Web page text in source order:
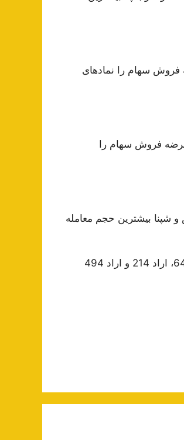
فروش سهام را نماد‌های
فروش سهام را
پالایش و شپنا بیشترین حجم معامله
همچنین نماد‌های دی، فجهان و کرمان بیشترین ارزش معامله و نماد‌های اراد 644، اراد 214 و اراد 494